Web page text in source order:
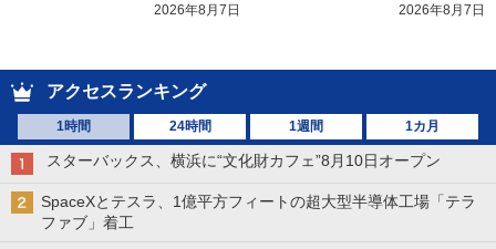
2026年8月7日 2026年8月7日
アクセスランキング
1時間 24時間 1週間 1カ月
スターバックス、横浜に“文化財カフェ”8月10日オープン
SpaceXとテスラ、1億平方フィートの超大型半導体工場「テラ
ファブ」着工